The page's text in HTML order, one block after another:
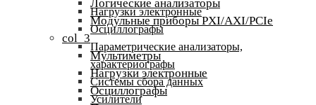
Нагрузки электронные
Осциллографы
Параметрические анализаторы,
характериографы
Системы сбора данных
Усилители
Логические анализаторы
Модульные приборы PXI/AXI/PCIe
col_3
Мультиметры
Нагрузки электронные
Осциллографы